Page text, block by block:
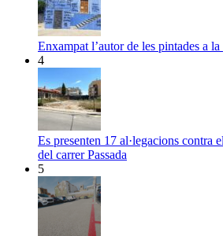
Enxampat l’autor de les pintades a
4
Es presenten 17 al·legacions contra
del carrer Passada
5